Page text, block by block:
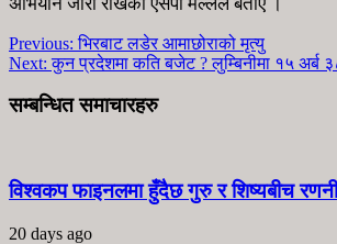
Previous: भिरबाट लडेर आमाछोराको मृत्यु
Next: कुन प्रदेशमा कति बजेट ? लुम्बिनीमा १५ अर्ब
सम्बन्धित समाचारहरु
विश्वकप फाइनलमा हुँदैछ गुरु र शिष्यबीच
20 days ago